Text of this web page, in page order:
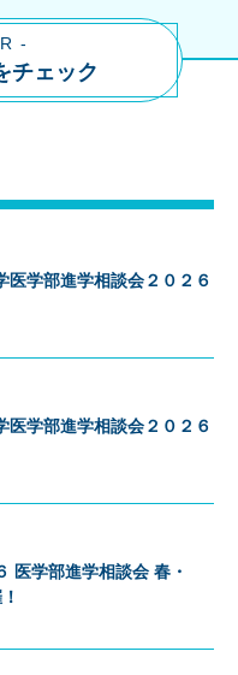
-
チェック
医学部進学相談会２０２６
医学部進学相談会２０２６
医学部進学相談会 春・